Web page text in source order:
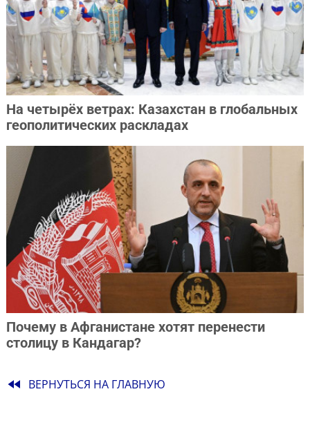
На четырёх ветрах: Казахстан в глобальных
геополитических раскладах
Почему в Афганистане хотят перенести
столицу в Кандагар?
fast_rewind ВЕРНУТЬСЯ НА ГЛАВНУЮ